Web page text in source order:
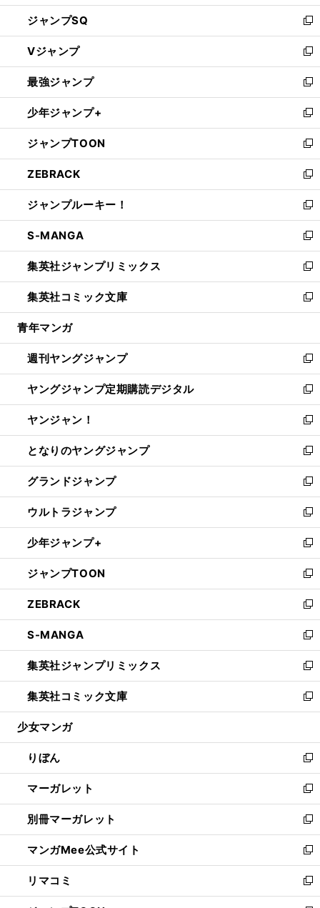
し
い
ウ
ィ
ン
ド
ウ
で
開
く
ジャンプSQ
新
し
い
ウ
ィ
ン
ド
ウ
で
開
く
Vジャンプ
新
し
い
ウ
ィ
ン
ド
ウ
で
開
く
最強ジャンプ
新
し
い
ウ
ィ
ン
ド
ウ
で
開
く
少年ジャンプ+
新
し
い
ウ
ィ
ン
ド
ウ
で
開
く
ジャンプTOON
新
し
い
ウ
ィ
ン
ド
ウ
で
開
く
ZEBRACK
新
し
い
ウ
ィ
ン
ド
ウ
で
開
ジャンプルーキー！
新
し
い
ウ
ィ
ン
ド
ウ
開
く
S-MANGA
新
し
い
ウ
ィ
ン
ウ
で
開
く
集英社ジャンプリミックス
新
し
い
ウ
ン
ド
ウ
で
開
く
集英社コミック文庫
新
し
ウ
ィ
ン
ド
ウ
で
開
く
青年マンガ
週刊ヤングジャンプ
新
し
い
ウ
ィ
ン
ド
ウ
で
開
く
ヤングジャンプ定期購読デジタル
新
し
い
ウ
ィ
ン
ド
ウ
で
開
く
ヤンジャン！
新
し
い
ウ
ィ
ン
ド
ウ
で
開
く
となりのヤングジャンプ
新
し
い
ウ
ィ
ン
ド
ウ
で
開
く
グランドジャンプ
新
し
い
ウ
ィ
ン
ド
ウ
で
開
く
ウルトラジャンプ
新
し
い
ウ
ィ
ン
ド
ウ
で
開
く
少年ジャンプ+
新
し
い
ウ
ィ
ン
ド
ウ
で
開
く
ジャンプTOON
新
し
い
ウ
ィ
ン
ド
ウ
で
開
ZEBRACK
新
し
い
ウ
ィ
ン
ド
ウ
開
く
S-MANGA
新
し
い
ウ
ィ
ン
ウ
で
開
く
集英社ジャンプリミックス
新
し
い
ウ
ン
ド
ウ
で
開
く
集英社コミック文庫
新
し
ウ
ィ
ン
ド
ウ
で
開
く
少女マンガ
りぼん
新
し
い
ウ
ィ
ン
ド
ウ
で
開
マーガレット
新
し
い
ウ
ィ
ン
ド
ウ
別冊マーガレット
新
し
い
ウ
ィ
ン
マンガMee公式サイト
新
し
い
ウ
リマコミ
新
し